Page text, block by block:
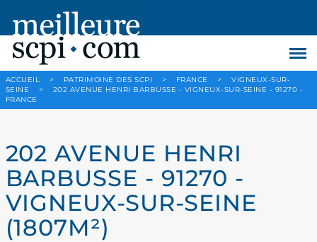
ACCUEIL > PATRIMOINE DES SCPI > FRANCE >
VIGNEUX-SUR-
SEINE
>
202 AVENUE HENRI BARBUSSE - VIGNEUX-SUR-SEINE - 91270 -
FRANCE
202 AVENUE HENRI
BARBUSSE - 91270 -
VIGNEUX-SUR-SEINE
(1807M²)